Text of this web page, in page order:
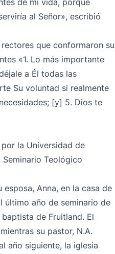
de mi vida, porque
al Señor», escribió
que conformaron su
«1. Lo más importante
a Él todas las
Su voluntad si realmente
[y] 5. Dios te
la Universidad de
Teológico
Anna, en la casa de
último año de seminario de
de Fruitland. El
su pastor, N.A.
año siguiente, la iglesia